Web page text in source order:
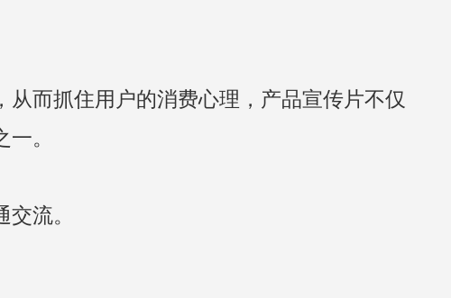
而抓住用户的消费心理，产品宣传片不仅
。
流。